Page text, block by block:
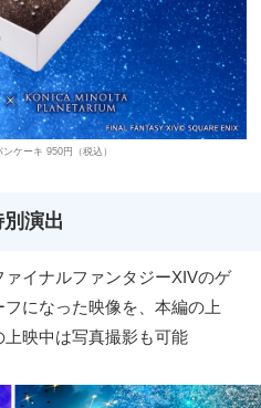
ケーキ 950円（税込）
演出
イナルファンタジーXIVのゲ
になった映像を、本編の上
映中は写真撮影も可能